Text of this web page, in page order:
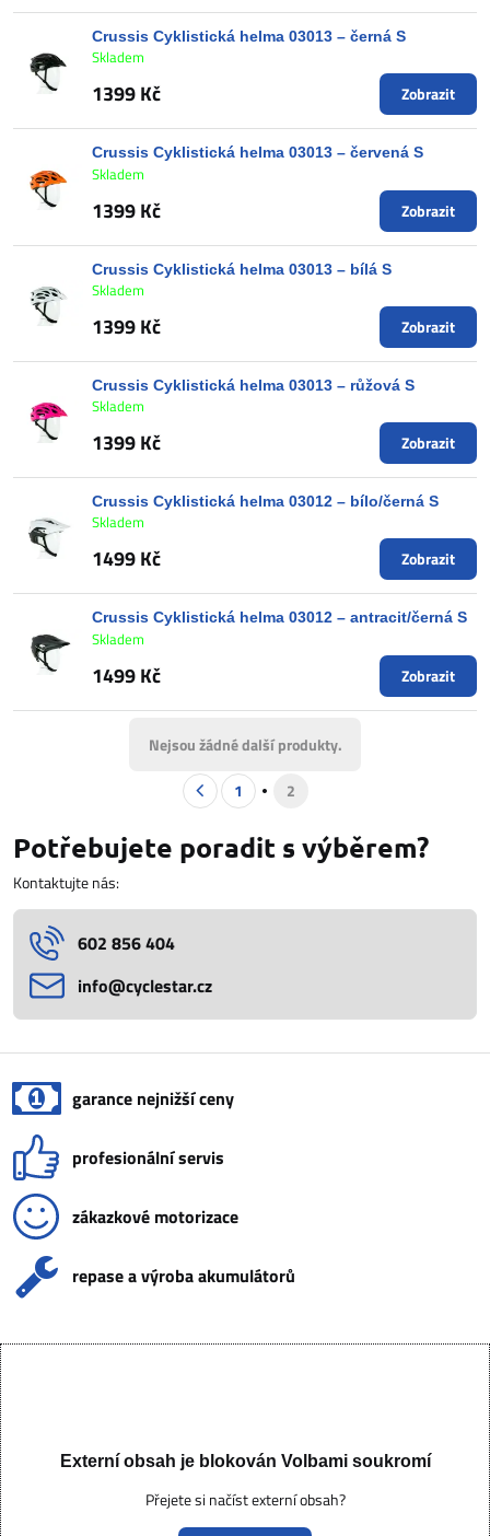
Crussis Cyklistická helma 03013 – černá S
Skladem
1399 Kč Zobrazit
Crussis Cyklistická helma 03013 – červená S
Skladem
1399 Kč Zobrazit
Crussis Cyklistická helma 03013 – bílá S
Skladem
1399 Kč Zobrazit
Crussis Cyklistická helma 03013 – růžová S
Skladem
1399 Kč Zobrazit
Crussis Cyklistická helma 03012 – bílo/černá S
Skladem
1499 Kč Zobrazit
Crussis Cyklistická helma 03012 – antracit/černá S
Skladem
1499 Kč Zobrazit
Nejsou žádné další produkty.
1
2
Potřebujete poradit s výběrem?
Kontaktujte nás:
602 856 404
info​@cyclestar​.cz
garance nejnižší ceny
profesionální servis
zákazkové motorizace
repase a výroba akumulátorů
Externí obsah je blokován Volbami soukromí
Přejete si načíst externí obsah?